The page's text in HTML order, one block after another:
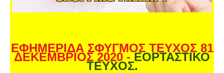
ΕΦΗΜΕΡΙΔΑ ΣΦΥΓΜΟΣ ΤΕΥΧΟΣ 81
ΔΕΚΕΜΒΡΙΟΣ 2020 -ΕΟΡΤΑΣΤΙΚΟ
ΤΕΥΧΟΣ.